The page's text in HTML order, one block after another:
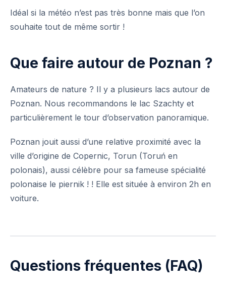
Idéal si la météo n’est pas très bonne mais que l’on
souhaite tout de même sortir !
Que faire autour de Poznan ?
Amateurs de nature ? Il y a plusieurs lacs autour de
Poznan. Nous recommandons le lac Szachty et
particulièrement le tour d’observation panoramique.
Poznan jouit aussi d’une relative proximité avec la
ville d’origine de Copernic, Torun (Toruń en
polonais), aussi célèbre pour sa fameuse spécialité
polonaise le piernik ! ! Elle est située à environ 2h en
voiture.
Questions fréquentes (FAQ)